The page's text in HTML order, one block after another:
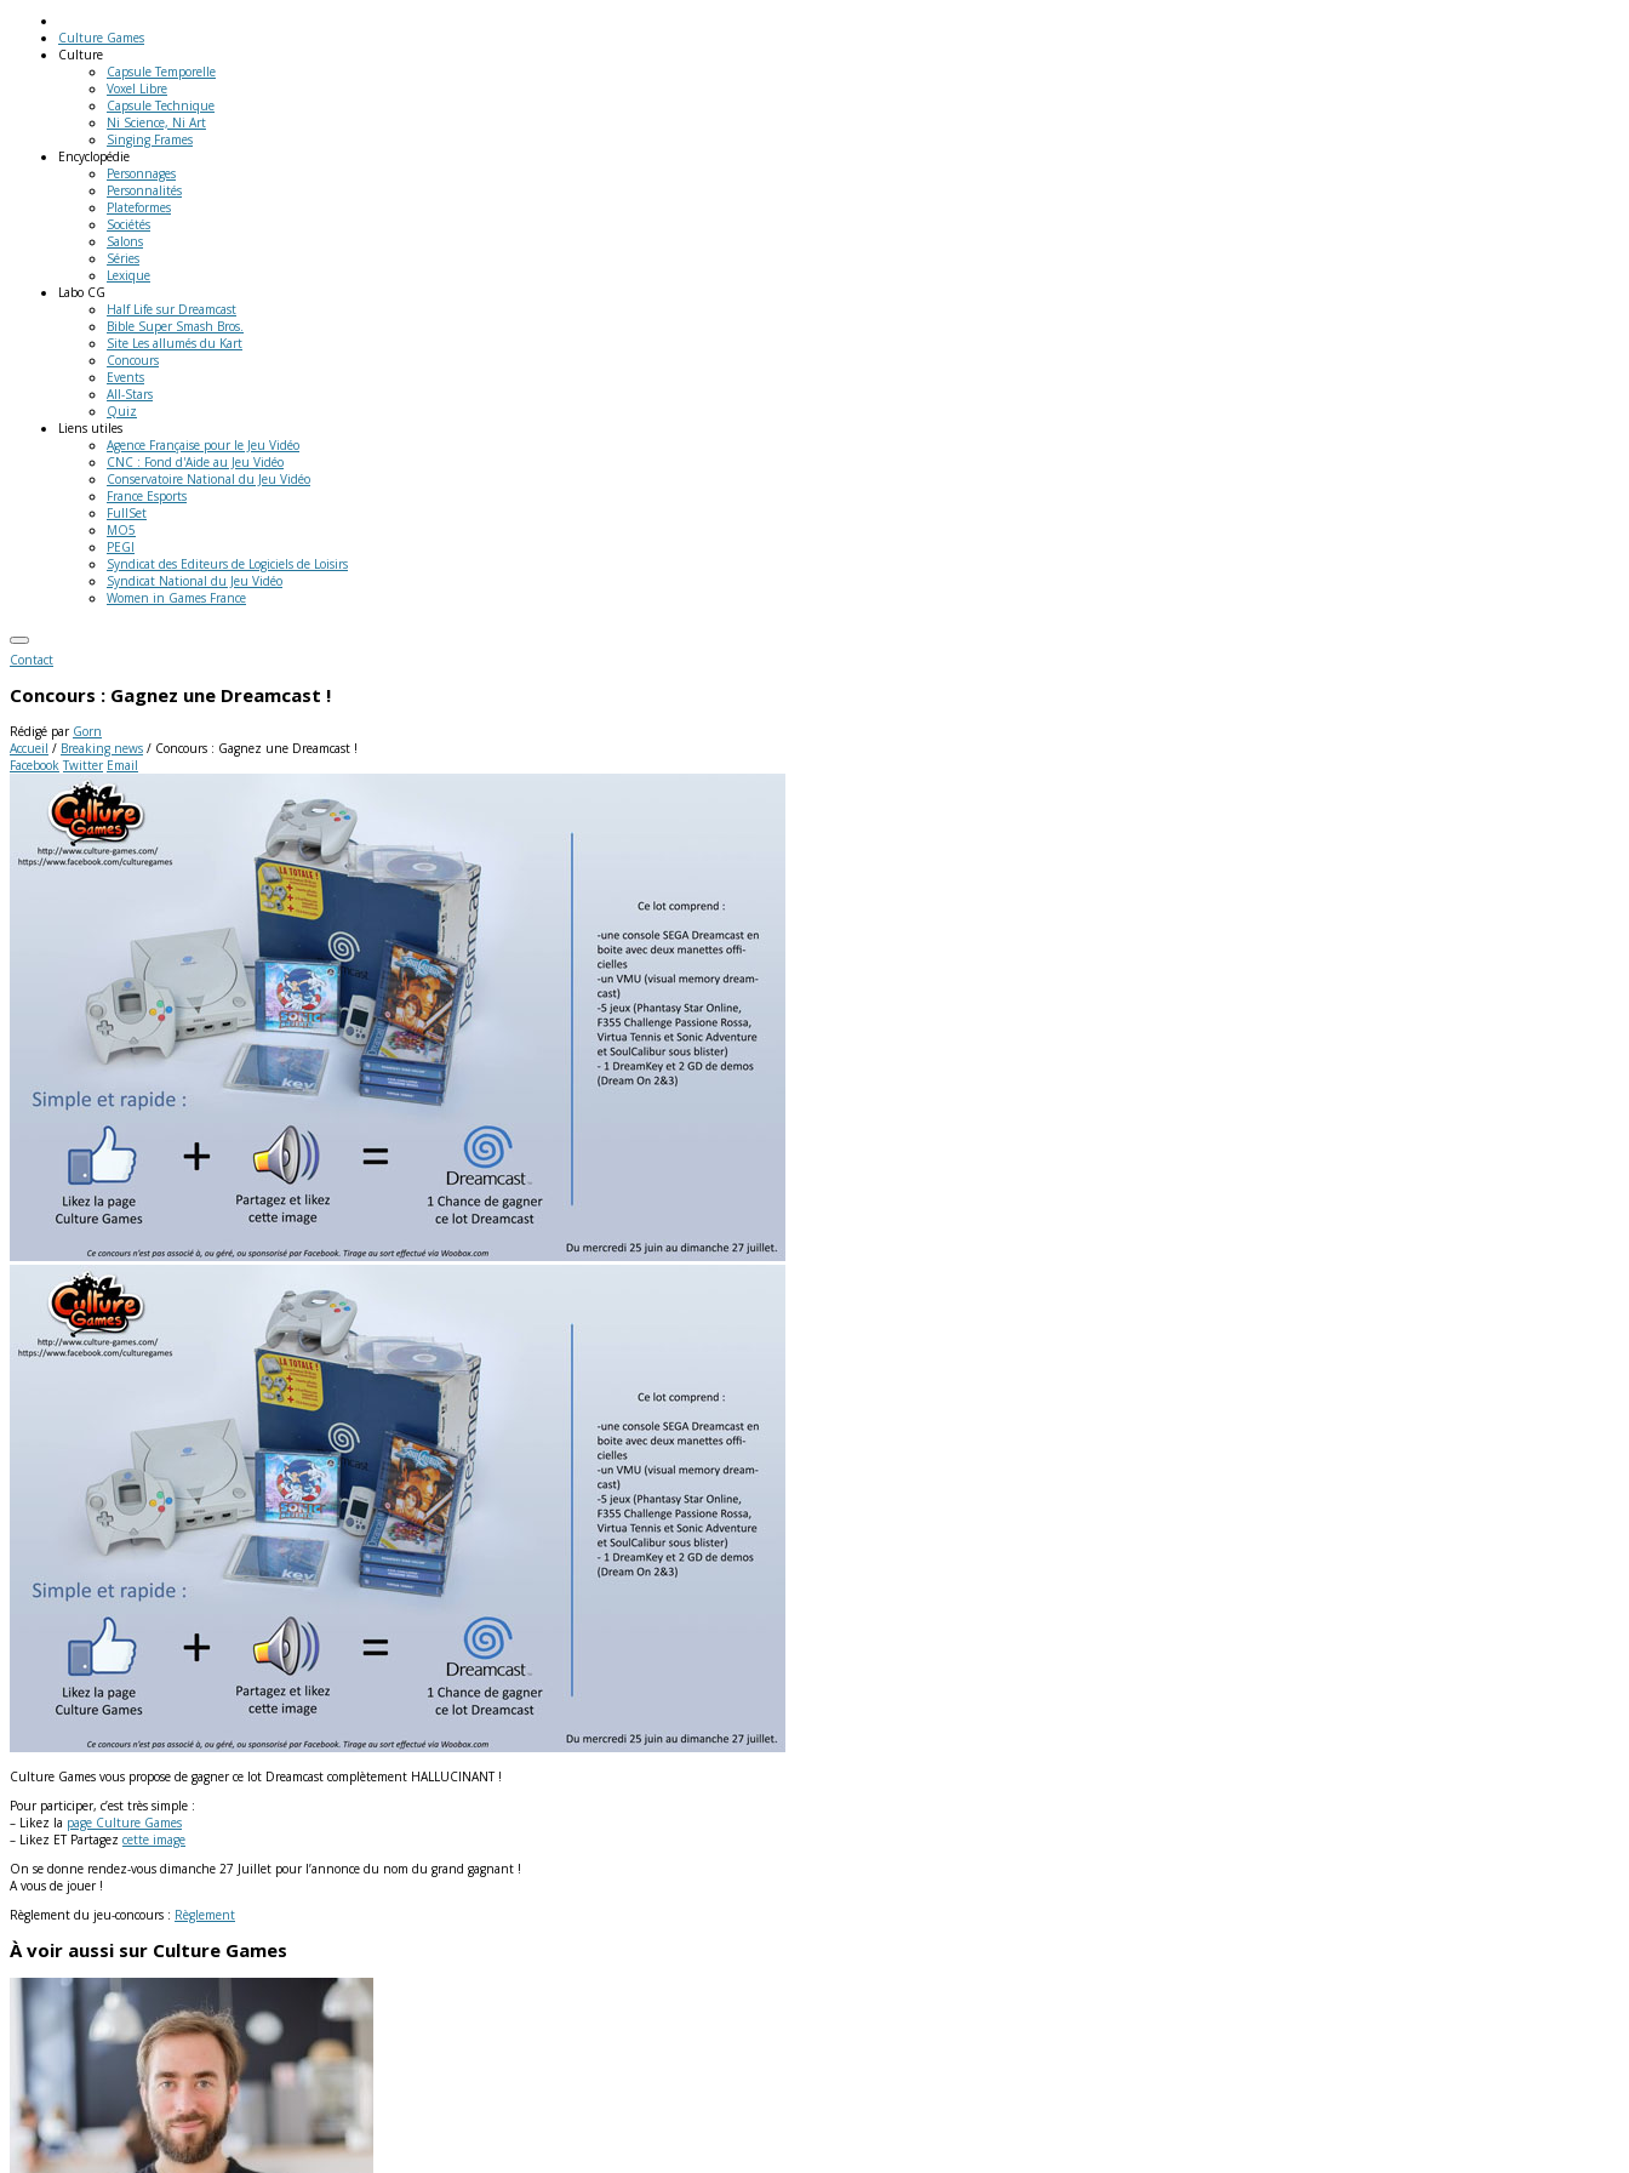
Culture Games
Culture
Capsule Temporelle
Voxel Libre
Capsule Technique
Ni Science, Ni Art
Singing Frames
Encyclopédie
Personnages
Personnalités
Plateformes
Sociétés
Salons
Séries
Lexique
Labo CG
Half Life sur Dreamcast
Bible Super Smash Bros.
Site Les allumés du Kart
Concours
Events
All-Stars
Quiz
Liens utiles
Agence Française pour le Jeu Vidéo
CNC : Fond d'Aide au Jeu Vidéo
Conservatoire National du Jeu Vidéo
France Esports
FullSet
MO5
PEGI
Syndicat des Editeurs de Logiciels de Loisirs
Syndicat National du Jeu Vidéo
Women in Games France
Contact
Concours : Gagnez une Dreamcast !
Rédigé par Gorn
Accueil / Breaking news / Concours : Gagnez une Dreamcast !
Facebook Twitter Email
Culture Games vous propose de gagner ce lot Dreamcast complètement HALLUCINANT !
Pour participer, c’est très simple :
– Likez la page Culture Games
– Likez ET Partagez cette image
On se donne rendez-vous dimanche 27 Juillet pour l’annonce du nom du grand gagnant !
A vous de jouer !
Règlement du jeu-concours : Règlement
À voir aussi sur Culture Games